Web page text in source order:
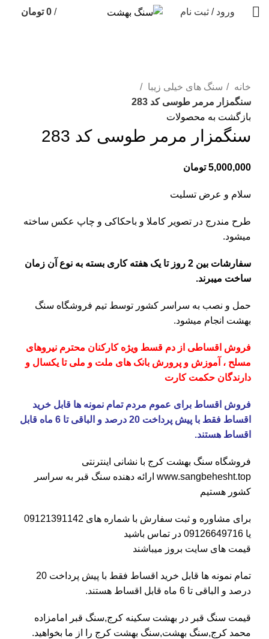
ورود / ثبت نام /
0 تومان
خانه
سنگ های خیلی زیبا
سنگمزار مرمر طوسی کد 283
بازگشت به محصولات
سنگمزار مرمر طوسی کد 283
5,000,000 تومان
سلام و عرض تسلیت
طرح مندرج در تصویر کاملا و باحکاکی و چاپ عکس ساخته
میشود.
سفارشات بین 2 روز تا یک هفته کاری بسته به نوع آن زمان
ساخت میبرند.
حمل و نصب به سراسر کشور توسط تیم فروشگاه سنگ
بهشت انجام میشود.
فروش اقساطی از دم قسط ویژه کارکنان محترم نیروهای
مسلح ، آموزش و پرورش بانک های ملت و ملی تا یکسال و
دارندگان حکمت کارت
فروش اقساط برای عموم مردم تمام نمونه ها قابل خرید
اقساط فقط با پیش پرداخت 20 درصد و الباقی تا 6 ماه قابل
اقساط هستند.
فروشگاه سنگ بهشت کرج با نشانی اینترنتی
www.sangbehesht.top ارائه دهنده سنگ قبر به سراسر
کشور هستیم
برای مشاوره و ثبت سفارش با شماره های 09121391142
یا 09126649716 در تماس باشید
قیمت های سایت بروز میباشند
تمام نمونه ها قابل خرید اقساط فقط با پیش پرداخت 20
درصد و الباقی تا 6 ماه قابل اقساط هستند.
قیمت سنگ قبر در بهشت سکینه کرج,سنگ قبر امامزاده
محمد کرج,سنگ بهشت,سنگ بهشت کرج را از ما بخواهید.